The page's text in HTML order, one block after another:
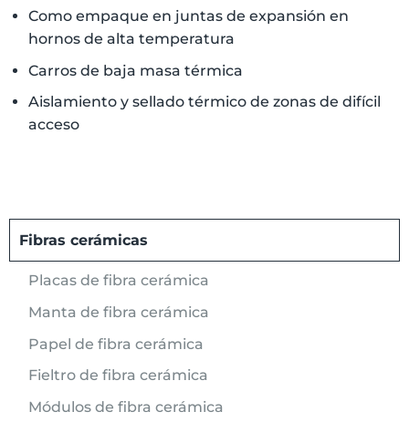
Fibras cerámicas
Placas de fibra cerámica
Manta de fibra cerámica
Papel de fibra cerámica
Fieltro de fibra cerámica
Módulos de fibra cerámica
Como empaque en juntas de expansión en
hornos de alta temperatura
Carros de baja masa térmica
Aislamiento y sellado térmico de zonas de difícil
acceso